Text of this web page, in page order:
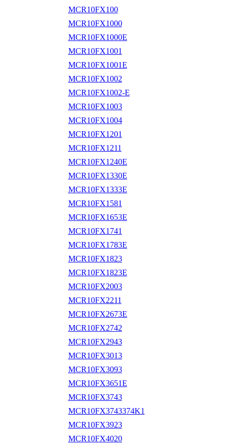
MCR10FX100
MCR10FX1000
MCR10FX1000E
MCR10FX1001
MCR10FX1001E
MCR10FX1002
MCR10FX1002-E
MCR10FX1003
MCR10FX1004
MCR10FX1201
MCR10FX1211
MCR10FX1240E
MCR10FX1330E
MCR10FX1333E
MCR10FX1581
MCR10FX1653E
MCR10FX1741
MCR10FX1783E
MCR10FX1823
MCR10FX1823E
MCR10FX2003
MCR10FX2211
MCR10FX2673E
MCR10FX2742
MCR10FX2943
MCR10FX3013
MCR10FX3093
MCR10FX3651E
MCR10FX3743
MCR10FX3743374K1
MCR10FX3923
MCR10FX4020